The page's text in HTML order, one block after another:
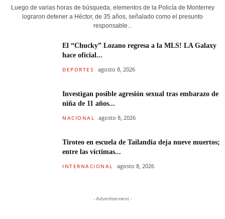
Luego de varias horas de búsqueda, elementos de la Policía de Monterrey
lograron detener a Héctor, de 35 años, señalado como el presunto
responsable...
El “Chucky” Lozano regresa a la MLS! LA Galaxy
hace oficial...
DEPORTES agosto 8, 2026
Investigan posible agresión sexual tras embarazo de
niña de 11 años...
NACIONAL agosto 8, 2026
Tiroteo en escuela de Tailandia deja nueve muertos;
entre las víctimas...
INTERNACIONAL agosto 8, 2026
- Advertisement -